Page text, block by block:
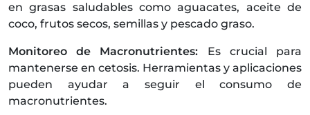
en grasas saludables como aguacates, aceite de
coco, frutos secos, semillas y pescado graso.
Monitoreo de Macronutrientes: Es crucial para
mantenerse en cetosis. Herramientas y aplicaciones
pueden ayudar a seguir el consumo de
macronutrientes.